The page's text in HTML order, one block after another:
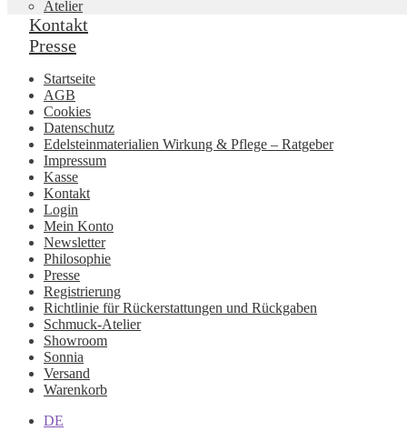
Atelier
Kontakt
Presse
Startseite
AGB
Cookies
Datenschutz
Edelsteinmaterialien Wirkung & Pflege – Ratgeber
Impressum
Kasse
Kontakt
Login
Mein Konto
Newsletter
Philosophie
Presse
Registrierung
Richtlinie für Rückerstattungen und Rückgaben
Schmuck-Atelier
Showroom
Sonnia
Versand
Warenkorb
DE